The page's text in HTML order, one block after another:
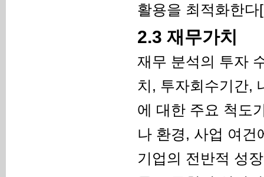
활용을 최적화한다
2.3 재무가치
재무 분석의 투자
치, 투자회수기간,
에 대한 주요 척도
나 환경, 사업 여건
기업의 전반적 성